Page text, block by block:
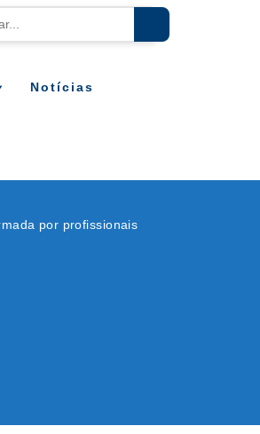
Notícias
por profissionais